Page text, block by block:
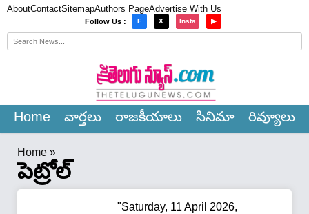
AboutContactSitemapAuthors PageAdvertise With Us
Follow Us : F X Insta ▶
Home వార్త‌లు రాజ‌కీయాలు సినిమా రివ్యూలు
Home »
పెట్రోల్
"Saturday, 11 April 2026,